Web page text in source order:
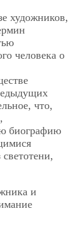
художников,
человека о
что,
биографию
и